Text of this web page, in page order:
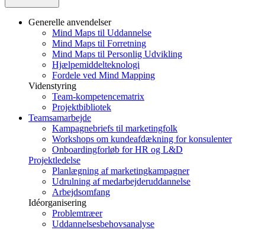
Generelle anvendelser
Mind Maps til Uddannelse
Mind Maps til Forretning
Mind Maps til Personlig Udvikling
Hjælpemiddelteknologi
Fordele ved Mind Mapping
Videnstyring
Team-kompetencematrix
Projektbibliotek
Teamsamarbejde
Kampagnebriefs til marketingfolk
Workshops om kundeafdækning for konsulenter
Onboardingforløb for HR og L&D
Projektledelse
Planlægning af marketingkampagner
Udrulning af medarbejderuddannelse
Arbejdsomfang
Idéorganisering
Problemtræer
Uddannelsesbehovsanalyse